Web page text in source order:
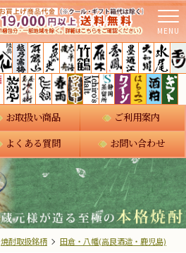
MENU
お取扱い商品
ご利用案内
よくある質問 お問い合わせ
焼酎取扱銘柄 田倉・八幡(高良酒造・鹿児島)